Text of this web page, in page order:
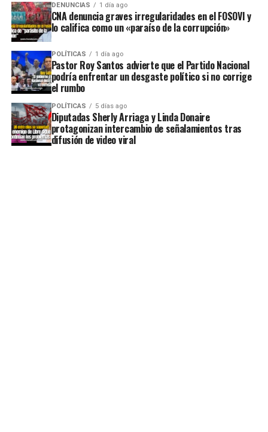
DENUNCIAS 1 día ago
CNA denuncia graves irregularidades en el FOSOVI y
lo califica como un «paraíso de la corrupción»
POLÍTICAS 1 día ago
Pastor Roy Santos advierte que el Partido Nacional
podría enfrentar un desgaste político si no corrige
el rumbo
POLÍTICAS 5 días ago
Diputadas Sherly Arriaga y Linda Donaire
protagonizan intercambio de señalamientos tras
difusión de video viral